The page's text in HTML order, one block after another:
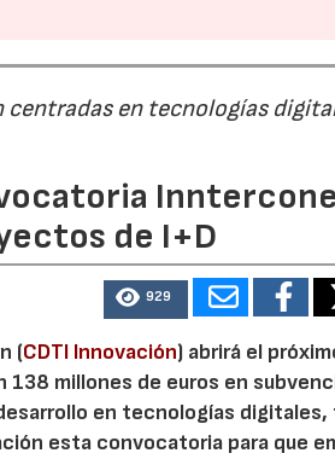
en tecnologías
de I+D
929
(CDTI Innovación) abrirá el
millones de euros en
en tecnologías digitales,
esta convocatoria para que